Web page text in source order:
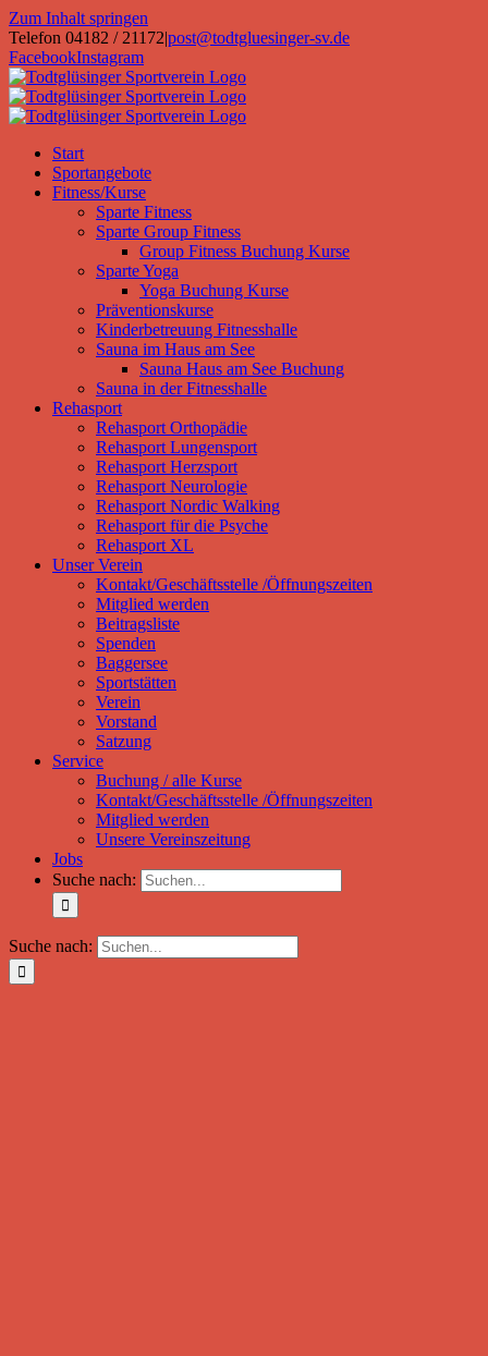
Zum Inhalt springen
Telefon 04182 / 21172|post@todtgluesinger-sv.de
FacebookInstagram
Start
Sportangebote
Fitness/Kurse
Sparte Fitness
Sparte Group Fitness
Group Fitness Buchung Kurse
Sparte Yoga
Yoga Buchung Kurse
Präventionskurse
Kinderbetreuung Fitnesshalle
Sauna im Haus am See
Sauna Haus am See Buchung
Sauna in der Fitnesshalle
Rehasport
Rehasport Orthopädie
Rehasport Lungensport
Rehasport Herzsport
Rehasport Neurologie
Rehasport Nordic Walking
Rehasport für die Psyche
Rehasport XL
Unser Verein
Kontakt/Geschäftsstelle /Öffnungszeiten
Mitglied werden
Beitragsliste
Spenden
Baggersee
Sportstätten
Verein
Vorstand
Satzung
Service
Buchung / alle Kurse
Kontakt/Geschäftsstelle /Öffnungszeiten
Mitglied werden
Unsere Vereinszeitung
Jobs
Suche nach:
Suche nach: